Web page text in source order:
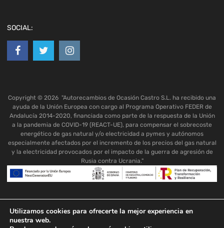
SOCIAL:
Copyright © 2026 "Autorecambios de Ocasión Castro S.L. ha recibido una
ayuda de la Unión Europea con cargo al Programa Operativo FEDER de
Andalucía 2014-2020, financiada como parte de la respuesta de la Unión
a la pandemia de COVID-19 (REACT-UE), para compensar el sobrecoste
energético de gas natural y/o electricidad a pymes y autónomos
especialmente afectados por el incremento de los precios del gas natural
y la electricidad provocados por el impacto de la guerra de agresión de
Rusia contra Ucrania."
Utilizamos cookies para ofrecerte la mejor experiencia en
nuestra web.